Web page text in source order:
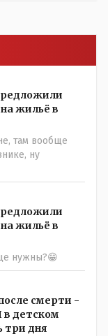
жильё в
там вообще
ну
жильё в
нужны?😁
смерти -
в детском
три дня